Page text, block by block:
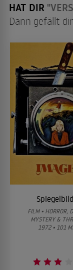
HAT DIR
Dann gefällt
FILM • HORROR,
MYSTERY &
1972 • 101